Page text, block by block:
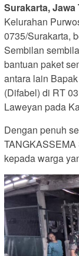
Surakarta, Jawa
Kelurahan
0735/Surakarta,
Sembilan
bantuan paket
antara lain
(Difabel) di RT
Laweyan pada
Dengan penuh
kepada warga